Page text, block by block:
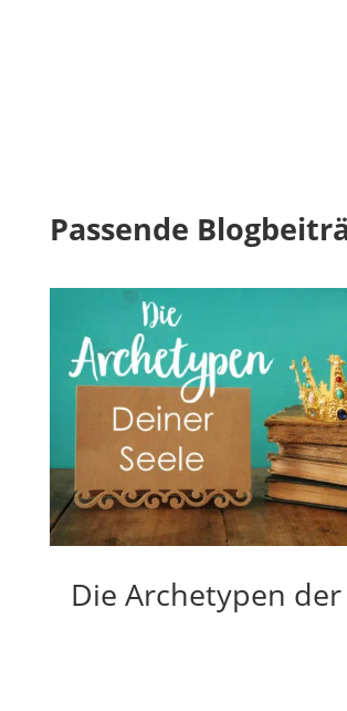
Passende
Die Archetypen der